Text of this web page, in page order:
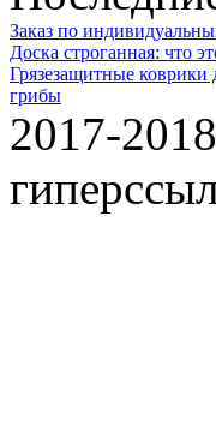
Заказ по
Доска строганная: что
Грязезащитные
грибы
2017-